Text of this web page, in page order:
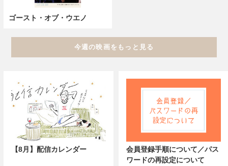
ゴースト・オブ・ウエノ
今週の映画をもっと見る
【8月】配信カレンダー
会員登録手順について／パス
ワードの再設定について